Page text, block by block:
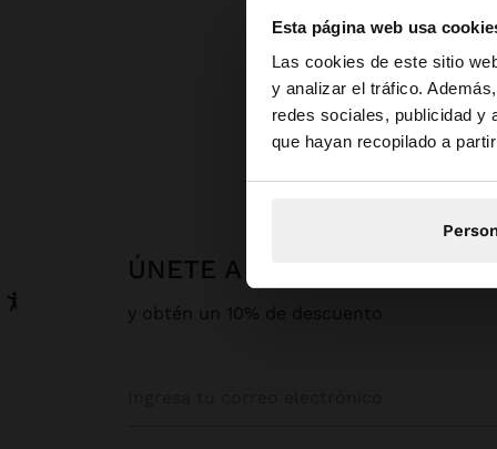
Esta página web usa
Las cookies de este sitio
y analizar el tráfico.
redes sociales, publicidad y
que hayan recopilado a
hola
Estás accediendo a
ÚNETE A NUESTRA
y obtén un 10% de descuento